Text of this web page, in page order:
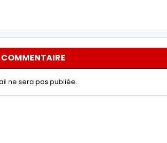
COMMENTAIRE
ne sera pas publiée.